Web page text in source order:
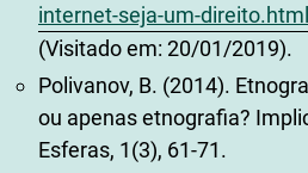
internet-seja-um-direito.html
(Visitado em: 20/01/2019).
Polivanov, B. (2014).
ou apenas etnografia?
Esferas, 1(3), 61-71.